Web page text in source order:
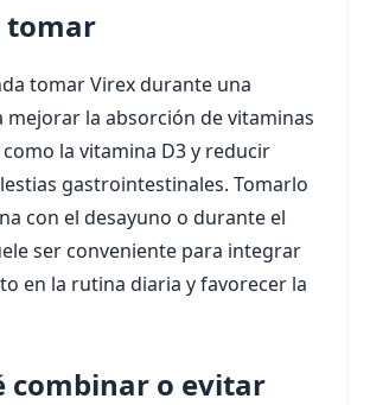
tomar
tomar Virex durante una
mejorar la absorción de vitaminas
la vitamina D3 y reducir
gastrointestinales. Tomarlo
con el desayuno o durante el
ser conveniente para integrar
en la rutina diaria y favorecer la
combinar o evitar